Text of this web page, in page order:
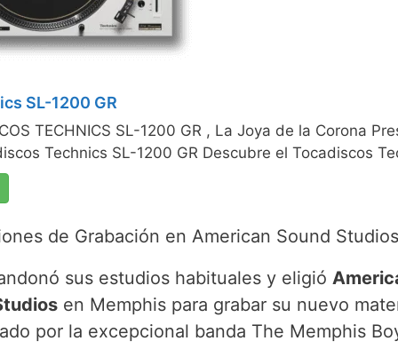
SL-1200 GR
TECHNICS SL-1200 GR , La Joya de la Corona
Technics SL-1200 GR Descubre el Tocadiscos
de Grabación en American Sound Studios
sus estudios habituales y eligió
en Memphis para grabar su nuevo
por la excepcional banda The Memphis